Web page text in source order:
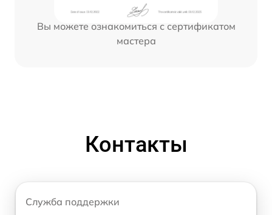
Вы можете ознакомиться с сертификатом
мастера
Контакты
Служба поддержки